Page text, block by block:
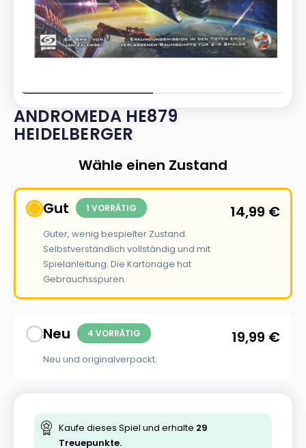
ANDROMEDA HE879
HEIDELBERGER
Wähle einen Zustand
Gut 1 VORRÄTIG
Guter, wenig bespielter Zustand.
Selbstverständlich vollständig und mit
Spielanleitung. Die Kartonage hat
Gebrauchsspuren.
14,99 €
Neu 4 VORRÄTIG
Neu und originalverpackt.
19,99 €
Kaufe dieses Spiel und erhalte 29
Treuepunkte.